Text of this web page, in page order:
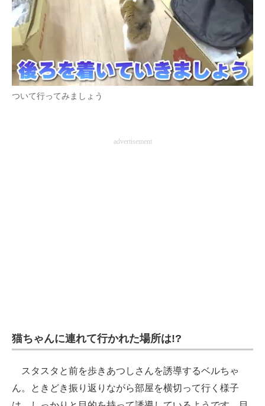
ついて行ってみましょう
advertisement
猫ちゃんに連れて行かれた場所は!?
スタスタと前を歩きあつしさんを誘導するベルちゃ
ん。ときどき振り返りながら部屋を横切って行く様子